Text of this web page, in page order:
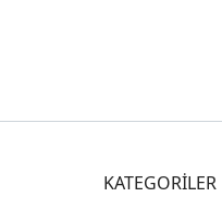
KATEGORİLER